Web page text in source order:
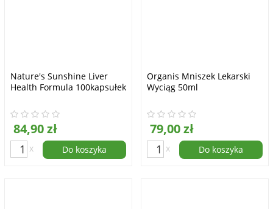
Nature's Sunshine Liver
Health Formula 100kapsułek
84,90 zł
x Do koszyka
Organis Mniszek Lekarski
Wyciąg 50ml
79,00 zł
x Do koszyka